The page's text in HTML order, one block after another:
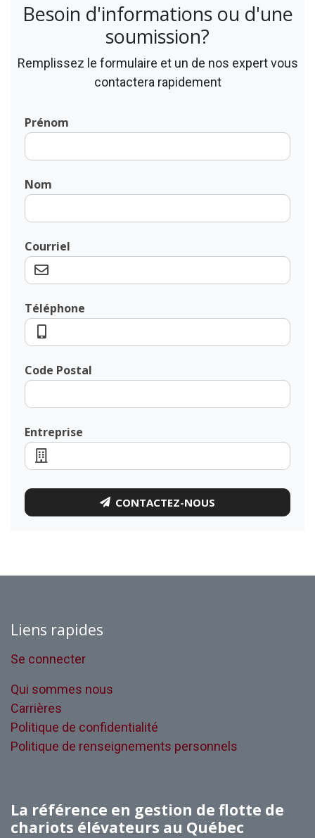
Besoin d'informations ou d'une
soumission?
Remplissez le formulaire et un de nos expert vous
contactera rapidement
Prénom
Nom
Courriel
Téléphone
Code Postal
Entreprise
CONTACTEZ-NOUS
Liens rapides
Se connecter
Qui sommes nous
Carrières
Politique de confidentialité
Politique de renseignements personnels
La référence en gestion de flotte de
chariots élévateurs au Québec